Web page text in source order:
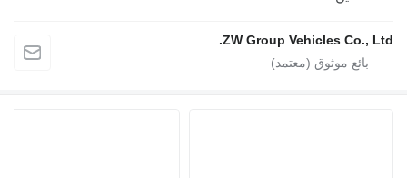
ZW Group Vehicles